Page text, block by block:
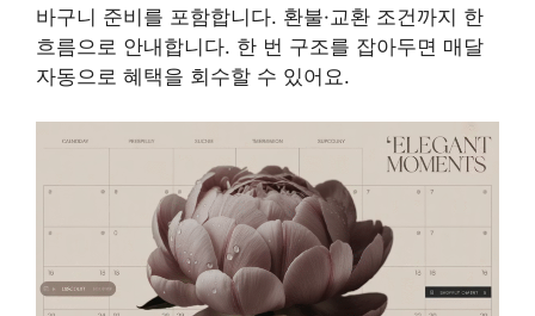
바구니 준비를 포함합니다. 환불·교환 조건까지 한
흐름으로 안내합니다. 한 번 구조를 잡아두면 매달
자동으로 혜택을 회수할 수 있어요.